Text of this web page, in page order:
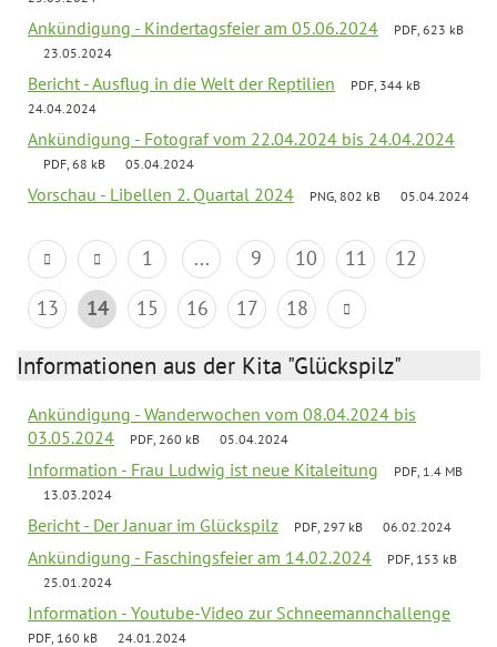
Ankündigung - Kindertagsfeier am 05.06.2024
PDF, 623 kB
23.05.2024
Bericht - Ausflug in die Welt der Reptilien
PDF, 344 kB
24.04.2024
Ankündigung - Fotograf vom 22.04.2024 bis 24.04.2024
PDF, 68 kB 05.04.2024
Vorschau - Libellen 2. Quartal 2024 PNG, 802 kB 05.04.2024
1 ... 9 10 11
12
13
14 15 16 17 18
Informationen aus der Kita "Glückspilz"
Ankündigung - Wanderwochen vom 08.04.2024 bis
03.05.2024
PDF, 260 kB 05.04.2024
Information - Frau Ludwig ist neue Kitaleitung
PDF, 1.4 MB
13.03.2024
Bericht - Der Januar im Glückspilz PDF, 297 kB 06.02.2024
Ankündigung - Faschingsfeier am 14.02.2024
PDF, 153 kB
25.01.2024
Information - Youtube-Video zur Schneemannchallenge
PDF, 160 kB 24.01.2024